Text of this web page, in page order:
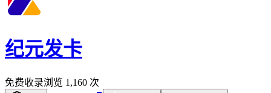
纪元发卡
免费收录浏览 1,160 次